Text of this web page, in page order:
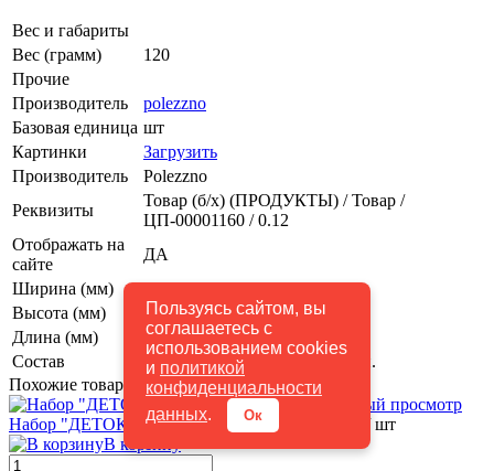
Пользуясь сайтом, вы
соглашаетесь с
использованием cookies
и политикой
конфиденциальности
данных. Ок
Вес и габариты
Вес (грамм)
120
Прочие
Производитель
polezzno
Базовая единица шт
Картинки
Загрузить
Производитель
Polezzno
Реквизиты
Товар (б/х) (ПРОДУКТЫ) / Товар /
ЦП-00001160 / 0.12
Отображать на
сайте
ДА
Ширина (мм)
80
Высота (мм)
160
Длина (мм)
40
Состав
Агар-агар 100 % натуральный.
Похожие товары (8)
Быстрый просмотр
Набор "ДЕТОКС ЭФФЕКТ" Polezzno
/ шт
В корзину